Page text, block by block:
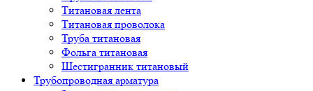
Титановая лента
Титановая проволока
Труба титановая
Фольга титановая
Шестигранник титановый
Трубопроводная арматура